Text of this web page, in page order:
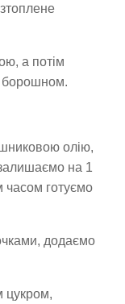
а потім
борошном.
олію,
на 1
часом готуємо
додаємо
цукром,